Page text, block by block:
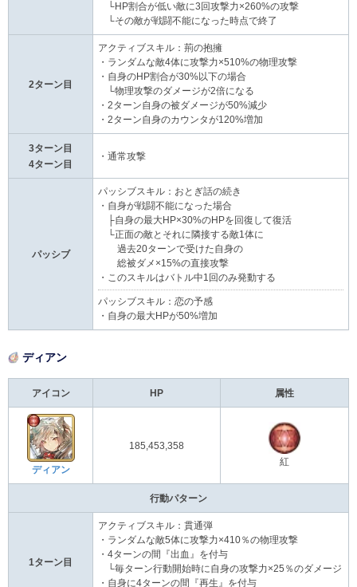
└HP割合が低い敵に3回攻撃力×260%の攻撃
└その敵が戦闘不能になった時点で終了
2ターン目
アクティブスキル：荊の抱擁
・ランダムな敵4体に攻撃力×510%の物理攻撃
・自身のHP割合が30%以下の場合
└物理攻撃のダメージが2倍になる
・2ターン自身の被ダメージが50%減少
・2ターン自身のカウンタが120%増加
3ターン目
4ターン目
・通常攻撃
パッシブ
パッシブスキル：おとぎ話の続き
・自身が戦闘不能になった場合
├自身の最大HP×30%のHPを回復して復活
└正面の敵とそれに隣接する敵1体に
過去20ターンで受けた自身の
総被ダメ×15%の直接攻撃
・このスキルはバトル中1回のみ発動する
パッシブスキル：恋の予感
・自身の最大HPが50%増加
ディアン
アイコン HP 属性
ディアン
185,453,358
紅
行動パターン
1ターン目
アクティブスキル：貫通弾
・ランダムな敵5体に攻撃力×410％の物理攻撃
・4ターンの間『出血』を付与
└毎ターン行動開始時に自身の攻撃力×25％のダメージ
・自身に4ターンの間『再生』を付与